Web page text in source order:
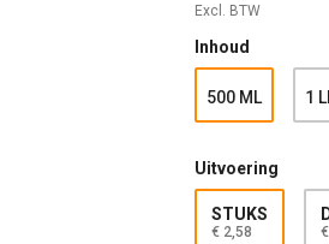
Excl. BTW
Inhoud
500 ML 1
Uitvoering
STUKS
€ 2,58